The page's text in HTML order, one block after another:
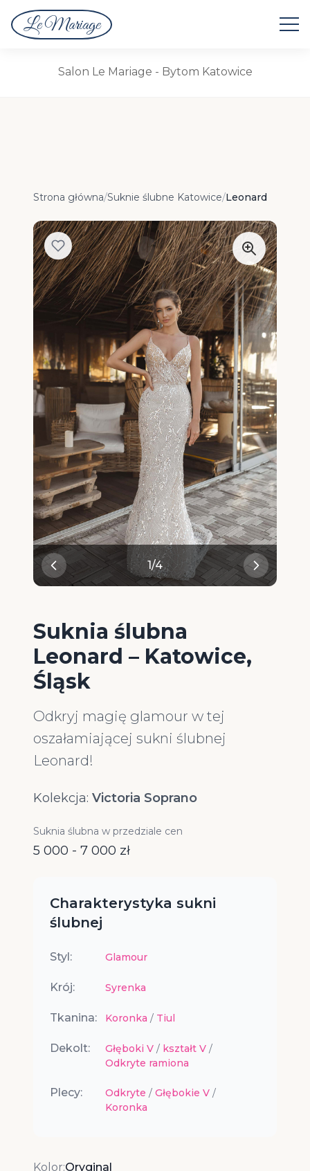
Le MariageSuknie Ślubne
Salon Le Mariage - Bytom Katowice
Strona główna/Suknie ślubne Katowice/Leonard
1/4
Suknia ślubna
Leonard – Katowice,
Śląsk
Odkryj magię glamour w tej
oszałamiającej sukni ślubnej
Leonard!
Kolekcja: Victoria Soprano
Suknia ślubna w przedziale cen
5 000 - 7 000 zł
Charakterystyka sukni
ślubnej
Styl: Glamour
Krój: Syrenka
Tkanina: Koronka / Tiul
Dekolt: Głęboki V / kształt V /
Odkryte ramiona
Plecy: Odkryte / Głębokie V /
Koronka
Kolor:Oryginal